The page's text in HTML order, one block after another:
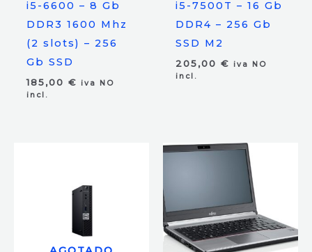
i5-6600 – 8 Gb
DDR3 1600 Mhz
(2 slots) – 256
Gb SSD
185,00 €
iva NO
incl.
i5-7500T – 16 Gb
DDR4 – 256 Gb
SSD M2
205,00 €
iva NO
incl.